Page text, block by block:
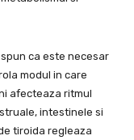
ca este necesar
modul in care
afecteaza ritmul
intestinele si
tiroida regleaza